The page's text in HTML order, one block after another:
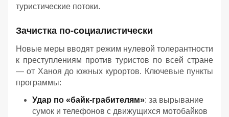
туристические потоки.
Зачистка по-социалистически
Новые меры вводят режим нулевой толерантности
к преступлениям против туристов по всей стране
— от Ханоя до южных курортов. Ключевые пункты
программы:
Удар по «байк-грабителям»: за вырывание
сумок и телефонов с движущихся мотобайков